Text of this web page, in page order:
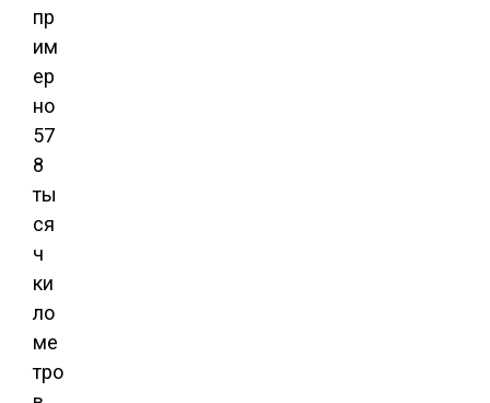
пр
им
ер
но
57
8
ты
ся
ч
ки
ло
ме
тро